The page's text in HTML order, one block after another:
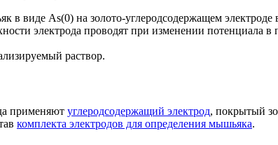
виде As(0) на золото-углеродcодержащем электроде
электрода проводят при изменении потенциала
раствор.
применяют углеродсодержащий электрод, покрытый
комплекта электродов для определения мышьяка.